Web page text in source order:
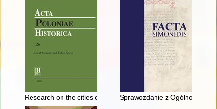
Research on the cities of pre-partition Poland in the last
Sprawozdanie z